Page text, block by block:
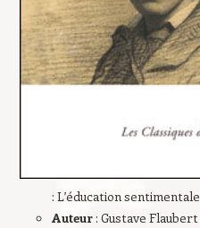
: L’éducation sentimentale
Auteur: Gustave Flaubert